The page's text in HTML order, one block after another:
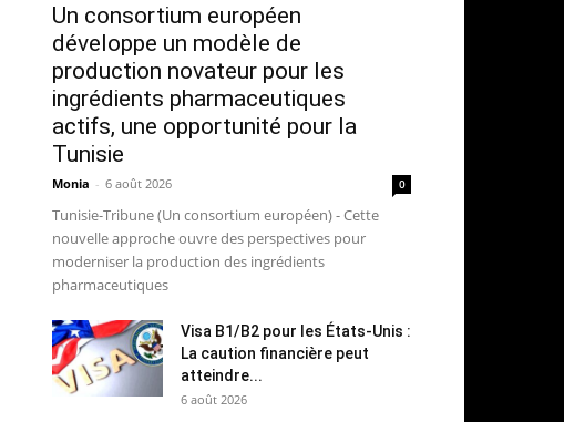
Un consortium européen
développe un modèle de
production novateur pour les
ingrédients pharmaceutiques
actifs, une opportunité pour la
Tunisie
Monia - 6 août 2026 0
Tunisie-Tribune (Un consortium européen) - Cette
nouvelle approche ouvre des perspectives pour
moderniser la production des ingrédients
pharmaceutiques
Visa B1/B2 pour les États-Unis :
La caution financière peut
atteindre...
6 août 2026